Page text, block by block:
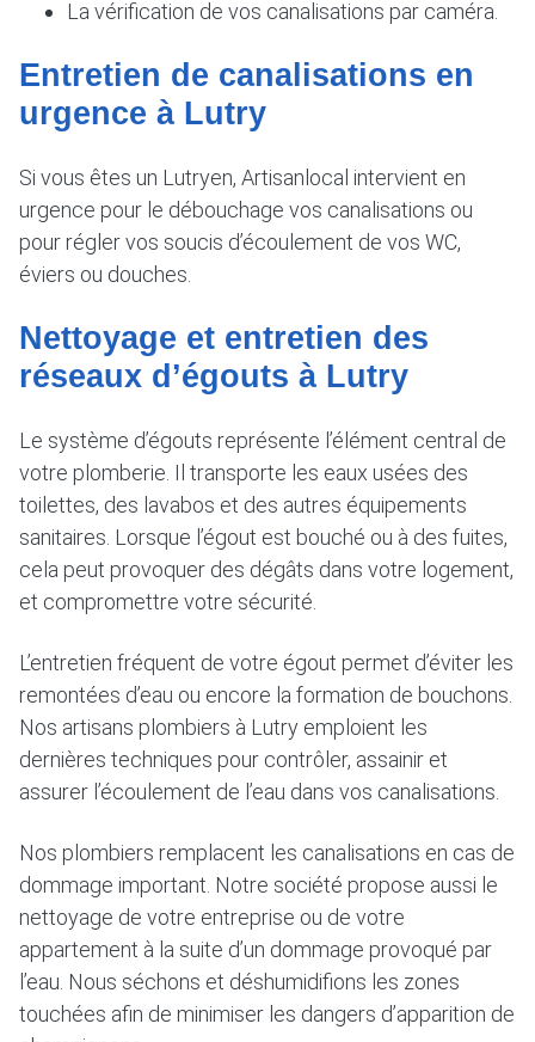
La vérification de vos canalisations par caméra.
Entretien de canalisations en
urgence à Lutry
Si vous êtes un Lutryen, Artisanlocal intervient en
urgence pour le débouchage vos canalisations ou
pour régler vos soucis d’écoulement de vos WC,
éviers ou douches.
Nettoyage et entretien des
réseaux d’égouts à Lutry
Le système d’égouts représente l’élément central de
votre plomberie. Il transporte les eaux usées des
toilettes, des lavabos et des autres équipements
sanitaires. Lorsque l’égout est bouché ou à des fuites,
cela peut provoquer des dégâts dans votre logement,
et compromettre votre sécurité.
L’entretien fréquent de votre égout permet d’éviter les
remontées d’eau ou encore la formation de bouchons.
Nos artisans plombiers à Lutry emploient les
dernières techniques pour contrôler, assainir et
assurer l’écoulement de l’eau dans vos canalisations.
Nos plombiers remplacent les canalisations en cas de
dommage important. Notre société propose aussi le
nettoyage de votre entreprise ou de votre
appartement à la suite d’un dommage provoqué par
l’eau. Nous séchons et déshumidifions les zones
touchées afin de minimiser les dangers d’apparition de